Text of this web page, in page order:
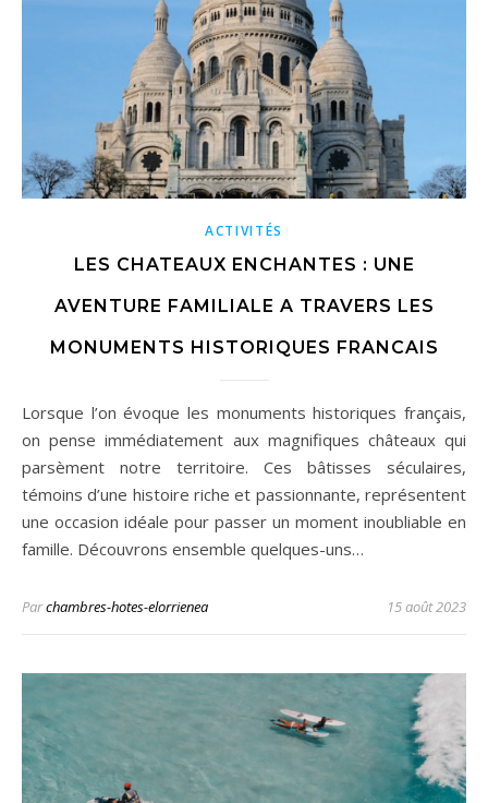
ACTIVITÉS
LES CHATEAUX ENCHANTES : UNE
AVENTURE FAMILIALE A TRAVERS LES
MONUMENTS HISTORIQUES FRANCAIS
Lorsque l’on évoque les monuments historiques français,
on pense immédiatement aux magnifiques châteaux qui
parsèment notre territoire. Ces bâtisses séculaires,
témoins d’une histoire riche et passionnante, représentent
une occasion idéale pour passer un moment inoubliable en
famille. Découvrons ensemble quelques-uns…
Parchambres-hotes-elorrienea 15 août 2023